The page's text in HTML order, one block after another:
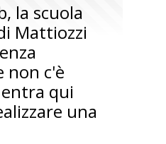
la scuola
Mattiozzi
non c'è
qui
una